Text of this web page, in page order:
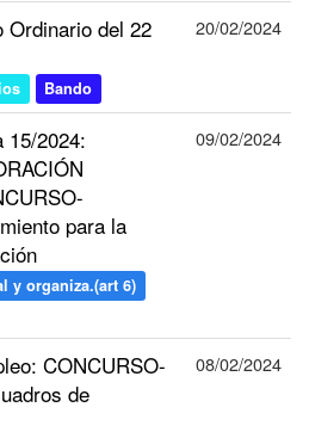
Ordinario del 22
Bando
20/02/2024
15/2024:
para la
y organiza.(art 6)
09/02/2024
CONCURSO-
de
08/02/2024